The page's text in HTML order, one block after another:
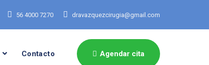
56 4000 7270 dravazquezcirugia@gmail.com
Contacto Agendar cita